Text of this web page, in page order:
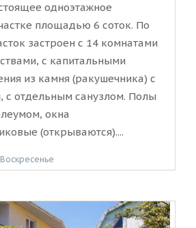
одноэтажное
площадью 6 соток. По
застроен с 14 комнатами
с капитальными
из камня (ракушечника) с
с отдельным санузлом. Полы
окна
(открываются)....
Воскресенье